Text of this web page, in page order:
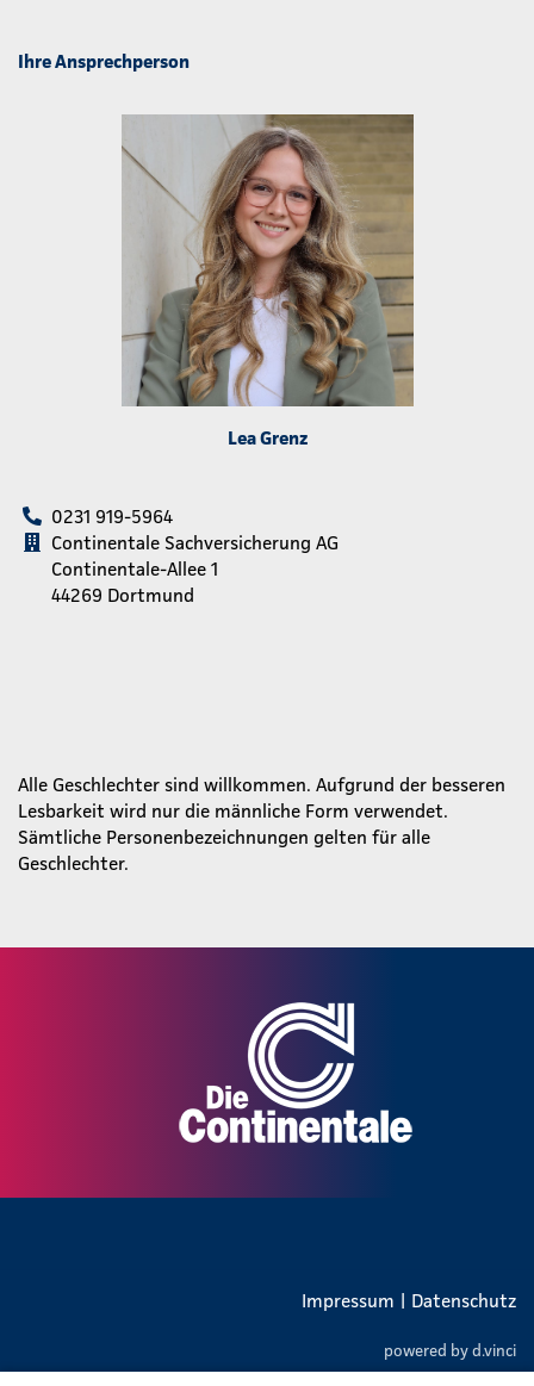
Ihre Ansprechperson
Lea Grenz
0231 919-5964
Continentale Sachversicherung AG
Continentale-Allee 1
44269 Dortmund
Alle Geschlechter sind willkommen. Aufgrund der besseren
Lesbarkeit wird nur die männliche Form verwendet.
Sämtliche Personenbezeichnungen gelten für alle
Geschlechter.
Impressum | Datenschutz
powered byd.vinci